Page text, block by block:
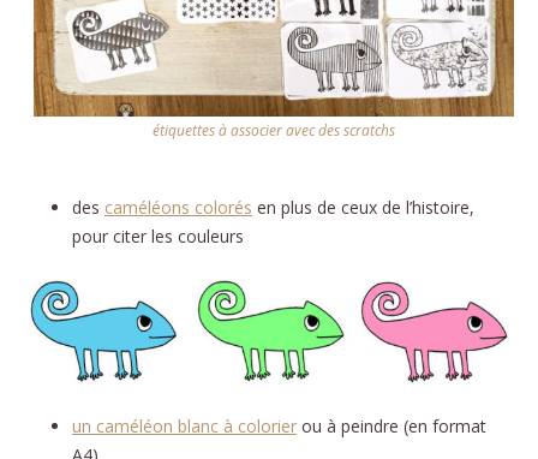
étiquettes à associer avec des scratchs
des caméléons colorés en plus de ceux de l’histoire,
pour citer les couleurs
un caméléon blanc à colorier ou à peindre (en format